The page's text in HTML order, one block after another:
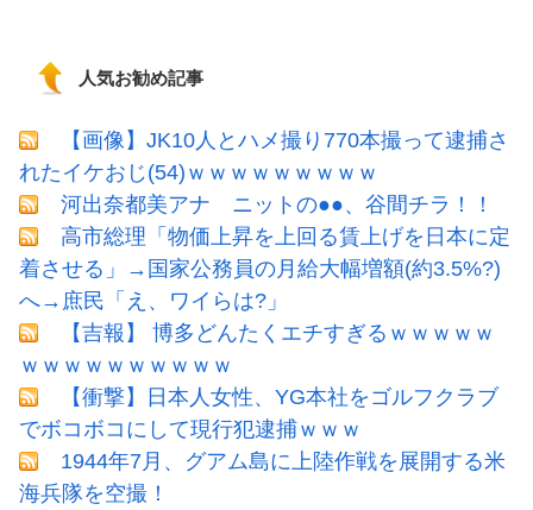
人気お勧め記事
【画像】JK10人とハメ撮り770本撮って逮捕さ
れたイケおじ(54)ｗｗｗｗｗｗｗｗｗ
河出奈都美アナ ニットの●●、谷間チラ！！
高市総理「物価上昇を上回る賃上げを日本に定
着させる」→国家公務員の月給大幅増額(約3.5%?)
へ→庶民「え、ワイらは?」
【吉報】 博多どんたくエチすぎるｗｗｗｗｗ
ｗｗｗｗｗｗｗｗｗｗ
【衝撃】日本人女性、YG本社をゴルフクラブ
でボコボコにして現行犯逮捕ｗｗｗ
1944年7月、グアム島に上陸作戦を展開する米
海兵隊を空撮！